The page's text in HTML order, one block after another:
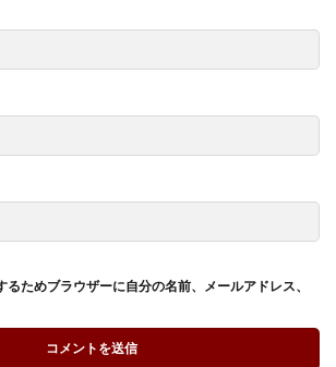
ためブラウザーに自分の名前、メールアドレス、